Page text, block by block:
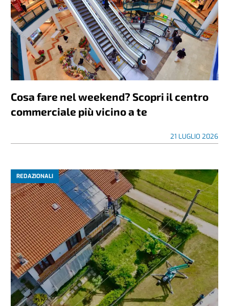
Cosa fare nel weekend? Scopri il centro
commerciale più vicino a te
21 LUGLIO 2026
REDAZIONALI